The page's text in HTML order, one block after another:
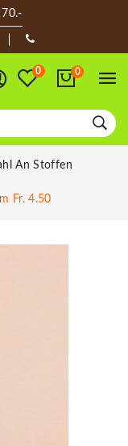
70.-
0 0
An Stoffen
Fr. 4.50